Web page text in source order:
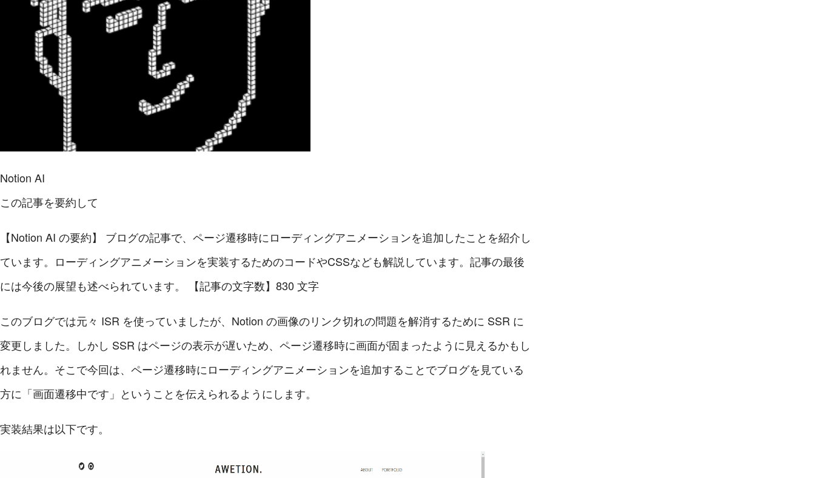
Notion AI
この記事を要約して
【Notion AI の要約】
ブログの記事で、ページ遷移時にローディングアニメーションを追加したことを紹介し
ています。ローディングアニメーションを実装するためのコードやCSSなども解説しています。記事の最後
には今後の展望も述べられています。
【記事の文字数】830 文字
このブログでは元々 ISR を使っていましたが、Notion の画像のリンク切れの問題を解消するために SSR に
変更しました。しかし SSR はページの表示が遅いため、ページ遷移時に画面が固まったように見えるかもし
れません。そこで今回は、ページ遷移時にローディングアニメーションを追加することでブログを見ている
方に「画面遷移中です」ということを伝えられるようにします。
実装結果は以下です。